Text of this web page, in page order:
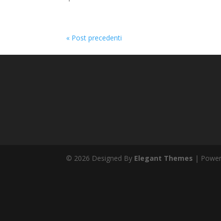
« Post precedenti
© 2026 Designed By Elegant Themes |